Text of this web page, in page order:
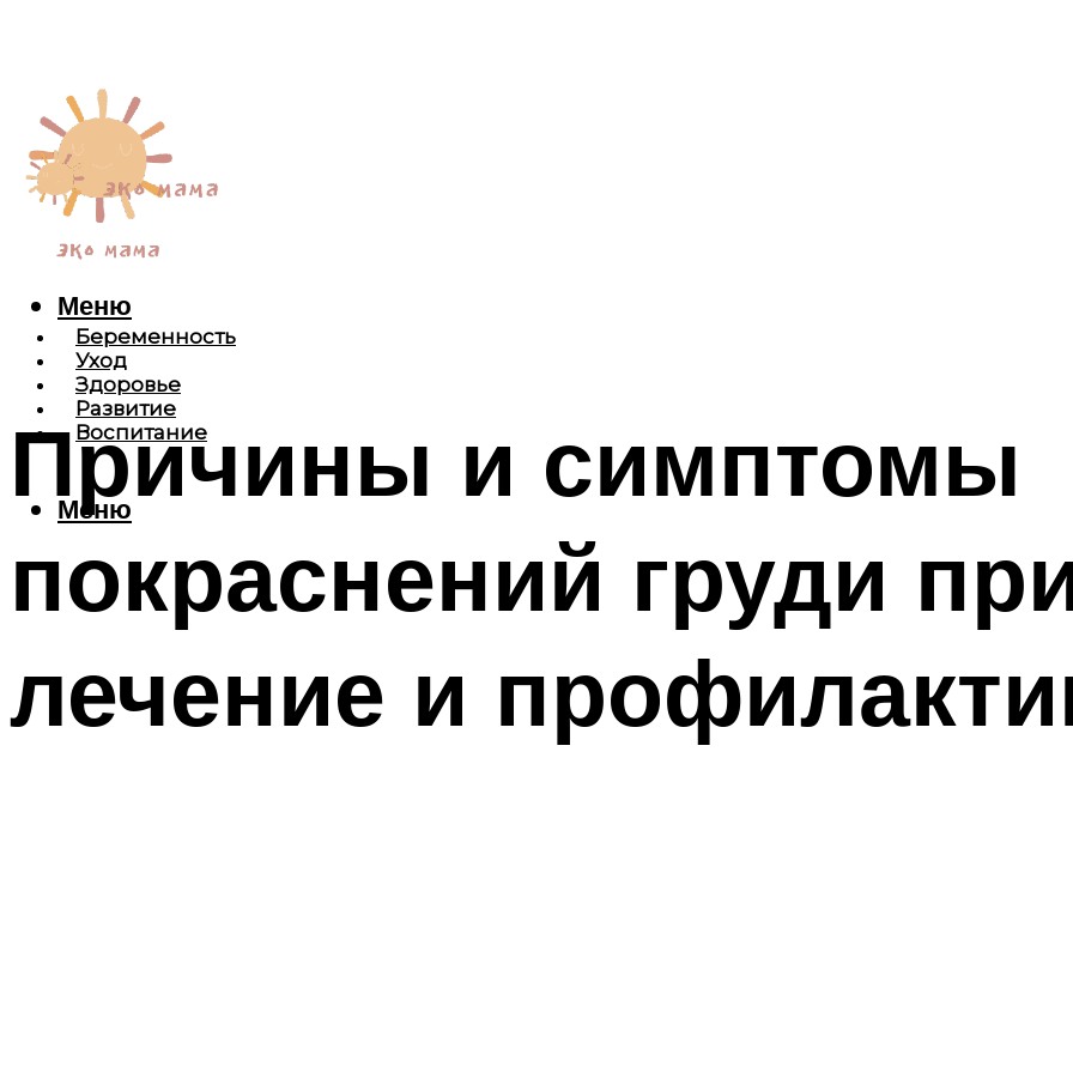
Беременность
Уход
Здоровье
Развитие
Воспитание
Меню
Меню
Причины и симптомы
покраснений груди
лечение и